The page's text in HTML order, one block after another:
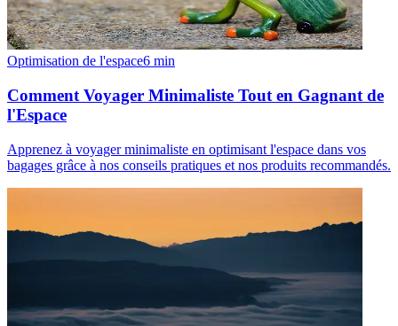
Optimisation de l'espace6 min
Comment Voyager Minimaliste Tout en Gagnant de
l'Espace
Apprenez à voyager minimaliste en optimisant l'espace dans vos
bagages grâce à nos conseils pratiques et nos produits recommandés.